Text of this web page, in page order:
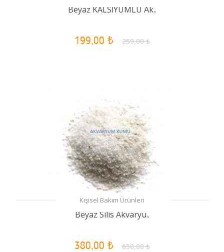
Beyaz KALSİYUMLU Ak..
199,00 ₺ 259,00 ₺
Kişisel Bakım Ürünleri
Beyaz Silis Akvaryu..
380,00 ₺ 650,00 ₺